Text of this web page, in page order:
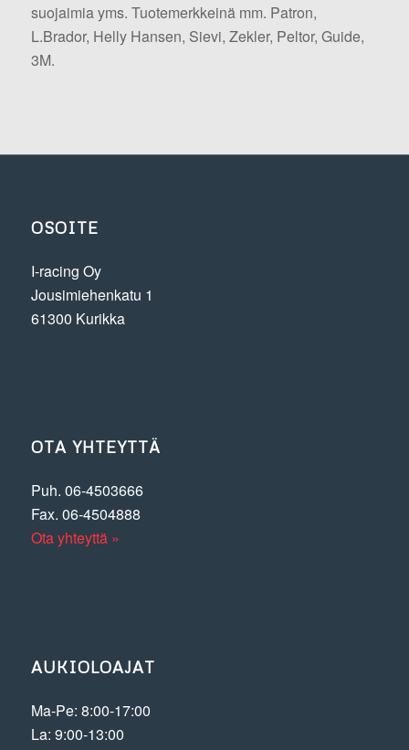
suojaimia yms. Tuotemerkkeinä mm. Patron,
L.Brador, Helly Hansen, Sievi, Zekler, Peltor, Guide,
3M.
OSOITE
I-racing Oy
Jousimiehenkatu 1
61300 Kurikka
OTA YHTEYTTÄ
Puh. 06-4503666
Fax. 06-4504888
Ota yhteyttä »
AUKIOLOAJAT
Ma-Pe: 8:00-17:00
La: 9:00-13:00